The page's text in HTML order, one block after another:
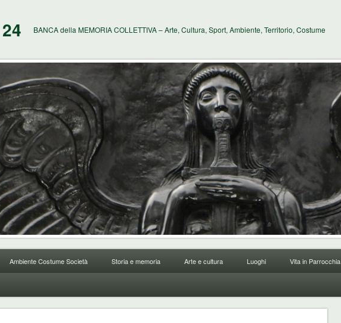
BANCA della MEMORIA COLLETTIVA – Arte, Cultura, Sport, Ambiente, Territorio, Costume
Ambiente Costume Società Storia e memoria Arte e cultura Luoghi Vita in Parrocchia